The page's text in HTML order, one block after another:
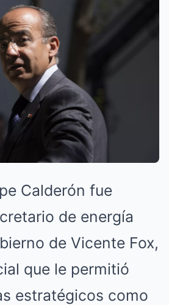
Calderón fue
de energía
de Vicente Fox,
que le permitió
estratégicos como